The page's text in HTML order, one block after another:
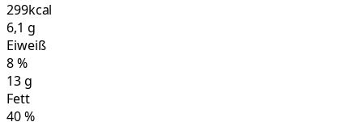
299kcal
6,1 g
Eiweiß
8%
13g
Fett
40%